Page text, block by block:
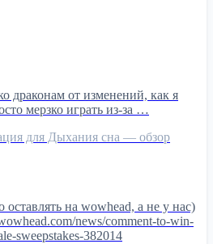
драконам от изменений, как я
мерзко играть из-за …
для Дыхания сна — обзор
на wowhead, а не у нас)
news/comment-to-win-
sweepstakes-382014